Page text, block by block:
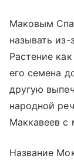
Маковым
называть
Растение
его семена
другую
народной
Маккавеев с
Название